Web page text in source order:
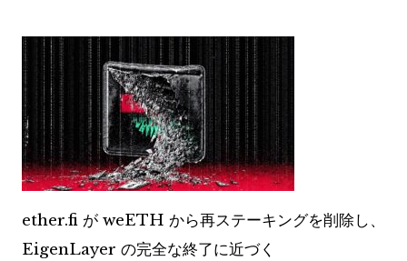
ether.fi が weETH から再ステーキングを削除し、
EigenLayer の完全な終了に近づく